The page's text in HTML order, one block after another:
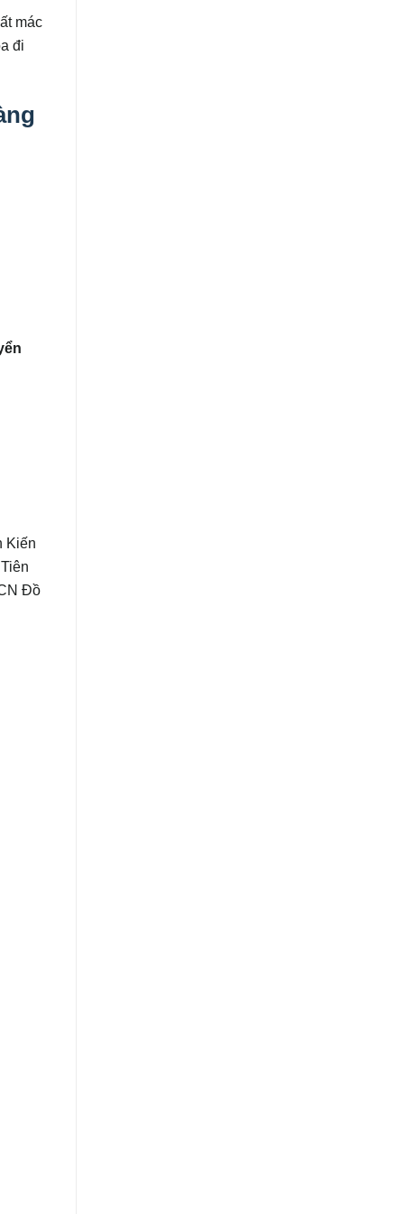
mác
đi
Kiến
Đồ